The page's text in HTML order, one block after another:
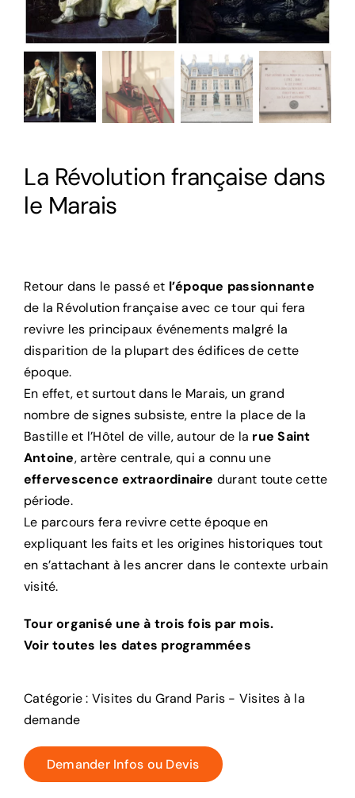
La Révolution française dans
le Marais
Retour dans le passé et l’époque passionnante
de la Révolution française avec ce tour qui fera
revivre les principaux événements malgré la
disparition de la plupart des édifices de cette
époque.
En effet, et surtout dans le Marais, un grand
nombre de signes subsiste, entre la place de la
Bastille et l’Hôtel de ville, autour de la rue Saint
Antoine, artère centrale, qui a connu une
effervescence extraordinaire durant toute cette
période.
Le parcours fera revivre cette époque en
expliquant les faits et les origines historiques tout
en s’attachant à les ancrer dans le contexte urbain
visité.
Tour organisé une à trois fois par mois.
Voir toutes les dates programmées
Catégorie : Visites du Grand Paris - Visites à la
demande
Demander Infos ou Devis